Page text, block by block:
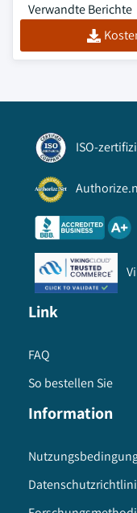
Verwandte Berichte
ISO-
Link
FAQ
So bestellen Sie
Information